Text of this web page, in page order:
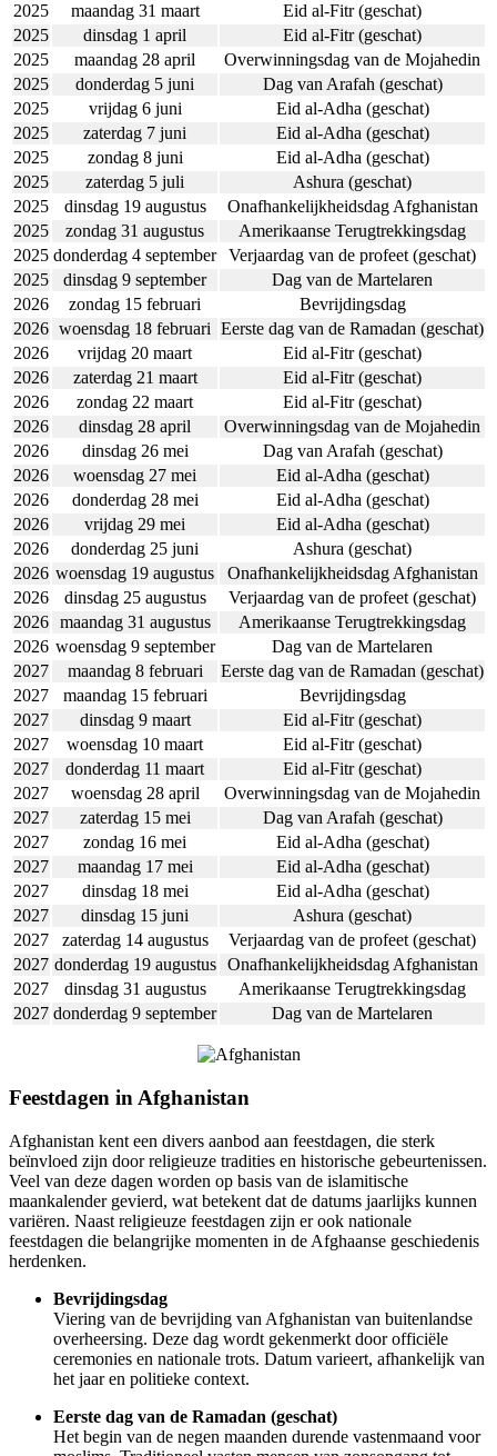
2025
maandag 31 maart
Eid al-Fitr (geschat)
2025
dinsdag 1 april
Eid al-Fitr (geschat)
2025
maandag 28 april
Overwinningsdag van de Mojahedin
2025
donderdag 5 juni
Dag van Arafah (geschat)
2025
vrijdag 6 juni
Eid al-Adha (geschat)
2025
zaterdag 7 juni
Eid al-Adha (geschat)
2025
zondag 8 juni
Eid al-Adha (geschat)
2025
zaterdag 5 juli
Ashura (geschat)
2025
dinsdag 19 augustus
Onafhankelijkheidsdag Afghanistan
2025
zondag 31 augustus
Amerikaanse Terugtrekkingsdag
2025 donderdag 4 september
Verjaardag van de profeet (geschat)
2025
dinsdag 9 september
Dag van de Martelaren
2026
zondag 15 februari
Bevrijdingsdag
2026 woensdag 18 februari Eerste dag van de Ramadan (geschat)
2026
vrijdag 20 maart
Eid al-Fitr (geschat)
2026
zaterdag 21 maart
Eid al-Fitr (geschat)
2026
zondag 22 maart
Eid al-Fitr (geschat)
2026
dinsdag 28 april
Overwinningsdag van de Mojahedin
2026
dinsdag 26 mei
Dag van Arafah (geschat)
2026
woensdag 27 mei
Eid al-Adha (geschat)
2026
donderdag 28 mei
Eid al-Adha (geschat)
2026
vrijdag 29 mei
Eid al-Adha (geschat)
2026
donderdag 25 juni
Ashura (geschat)
2026 woensdag 19 augustus
Onafhankelijkheidsdag Afghanistan
2026
dinsdag 25 augustus
Verjaardag van de profeet (geschat)
2026 maandag 31 augustus
Amerikaanse Terugtrekkingsdag
2026 woensdag 9 september
Dag van de Martelaren
2027
maandag 8 februari
Eerste dag van de Ramadan (geschat)
2027
maandag 15 februari
Bevrijdingsdag
2027
dinsdag 9 maart
Eid al-Fitr (geschat)
2027
woensdag 10 maart
Eid al-Fitr (geschat)
2027
donderdag 11 maart
Eid al-Fitr (geschat)
2027
woensdag 28 april
Overwinningsdag van de Mojahedin
2027
zaterdag 15 mei
Dag van Arafah (geschat)
2027
zondag 16 mei
Eid al-Adha (geschat)
2027
maandag 17 mei
Eid al-Adha (geschat)
2027
dinsdag 18 mei
Eid al-Adha (geschat)
2027
dinsdag 15 juni
Ashura (geschat)
2027
zaterdag 14 augustus
Verjaardag van de profeet (geschat)
2027 donderdag 19 augustus
Onafhankelijkheidsdag Afghanistan
2027
dinsdag 31 augustus
Amerikaanse Terugtrekkingsdag
2027 donderdag 9 september Dag van de Martelaren
Feestdagen in Afghanistan
Afghanistan kent een divers aanbod aan feestdagen, die sterk
beïnvloed zijn door religieuze tradities en historische gebeurtenissen.
Veel van deze dagen worden op basis van de islamitische
maankalender gevierd, wat betekent dat de datums jaarlijks kunnen
variëren. Naast religieuze feestdagen zijn er ook nationale
feestdagen die belangrijke momenten in de Afghaanse geschiedenis
herdenken.
Bevrijdingsdag
Viering van de bevrijding van Afghanistan van buitenlandse
overheersing. Deze dag wordt gekenmerkt door officiële
ceremonies en nationale trots. Datum varieert, afhankelijk van
het jaar en politieke context.
Eerste dag van de Ramadan (geschat)
Het begin van de negen maanden durende vastenmaand voor